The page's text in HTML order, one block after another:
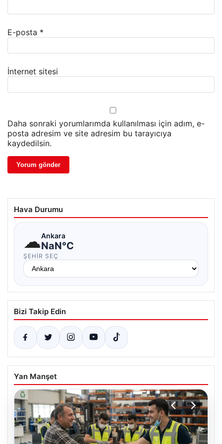
E-posta *
İnternet sitesi
Daha sonraki yorumlarımda kullanılması için adım, e-
posta adresim ve site adresim bu tarayıcıya
kaydedilsin.
Hava Durumu
☁Ankara
NaN°C
ŞEHIR SEÇ
Bizi Takip Edin
Yan Manşet